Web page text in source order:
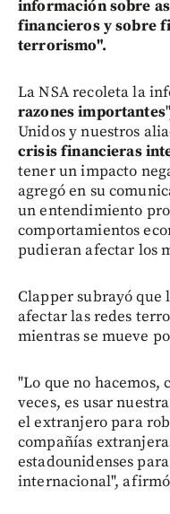
información sobre
financieros y sobre
terrorismo".
La NSA recoleta la
razones importantes
Unidos y nuestros
crisis financieras
tener un impacto
agregó en su
un entendimiento
comportamientos
pudieran afectar los
Clapper subrayó que
afectar las redes
mientras se mueve
"Lo que no hacemos,
veces, es usar
el extranjero para
compañías
estadounidenses
internacional",